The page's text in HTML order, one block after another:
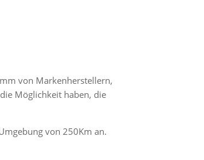
von Markenherstellern,
Möglichkeit haben, die
von 250Km an.